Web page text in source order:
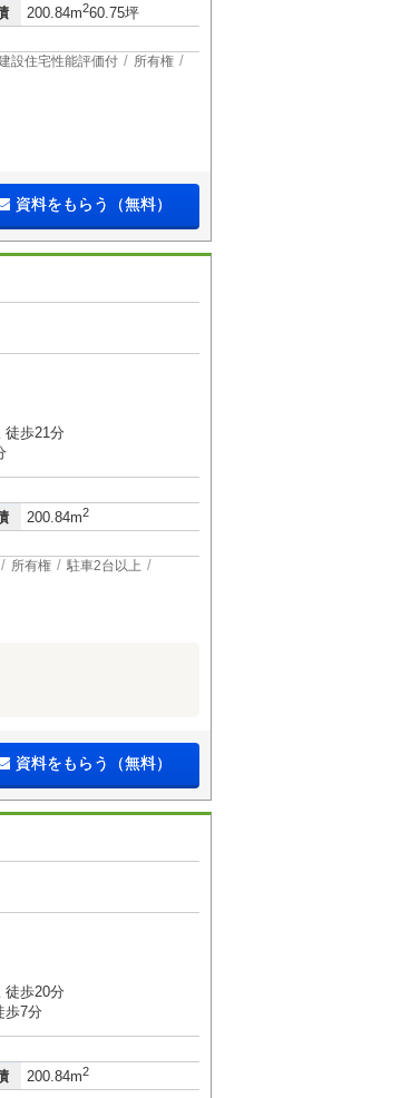
200.84m260.75坪
設住宅性能評価付
所有権
資料をもらう（無料）
徒歩21分
200.84m2
所有権
駐車2台以上
資料をもらう（無料）
徒歩20分
歩7分
200.84m2